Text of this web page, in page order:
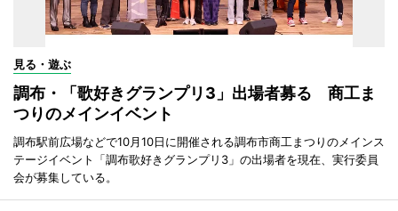
見る・遊ぶ
調布・「歌好きグランプリ3」出場者募る 商工ま
つりのメインイベント
調布駅前広場などで10月10日に開催される調布市商工まつりのメインス
テージイベント「調布歌好きグランプリ3」の出場者を現在、実行委員
会が募集している。